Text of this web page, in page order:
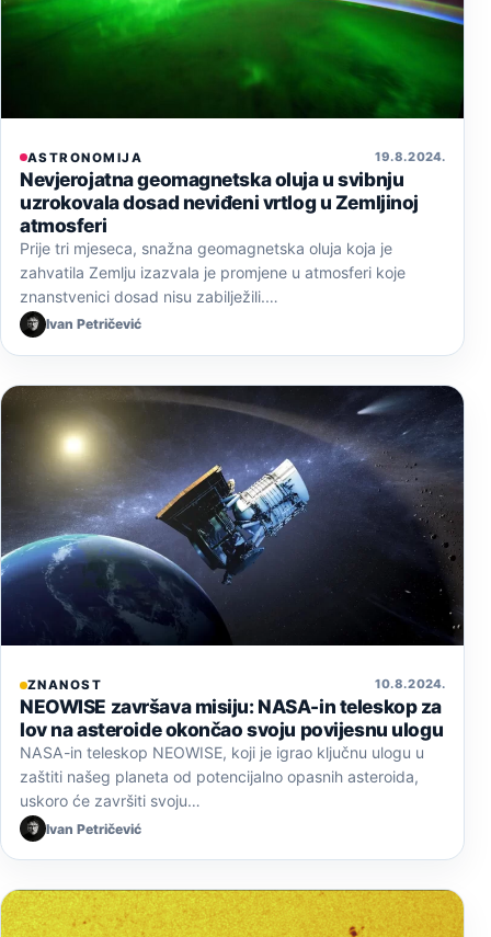
ASTRONOMIJA 19. 8. 2024.
Nevjerojatna geomagnetska oluja u svibnju
uzrokovala dosad neviđeni vrtlog u Zemljinoj
atmosferi
Prije tri mjeseca, snažna geomagnetska oluja koja je
zahvatila Zemlju izazvala je promjene u atmosferi koje
znanstvenici dosad nisu zabilježili.…
Ivan Petričević
ZNANOST 10. 8. 2024.
NEOWISE završava misiju: NASA-in teleskop za
lov na asteroide okončao svoju povijesnu ulogu
NASA-in teleskop NEOWISE, koji je igrao ključnu ulogu u
zaštiti našeg planeta od potencijalno opasnih asteroida,
uskoro će završiti svoju…
Ivan Petričević